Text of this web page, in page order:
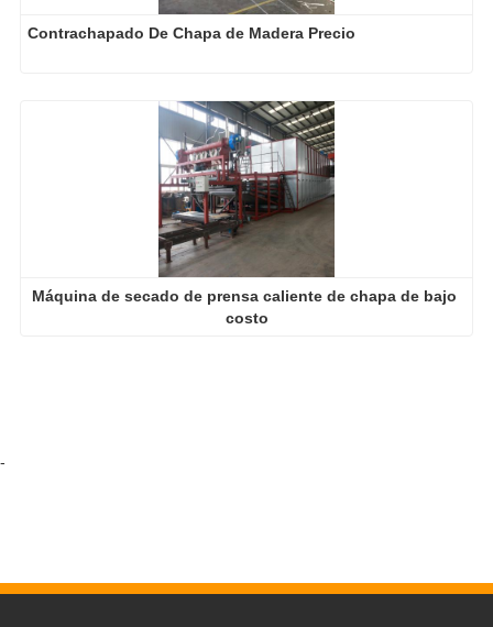
Contrachapado De Chapa de Madera Precio
Máquina de secado de prensa caliente de chapa de bajo
costo
-